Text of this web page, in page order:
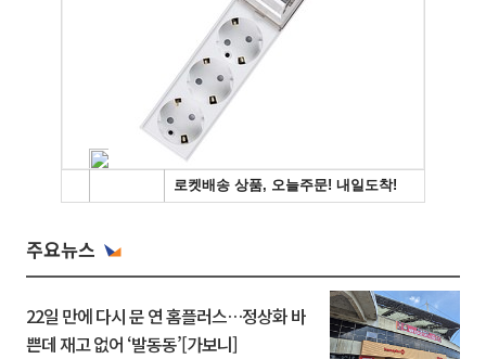
주요뉴스
22일 만에 다시 문 연 홈플러스…정상화 바
쁜데 재고 없어 ‘발동동’[가보니]